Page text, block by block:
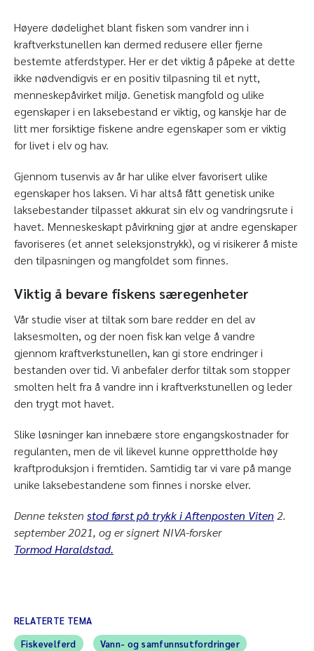
Høyere dødelighet blant fisken som vandrer inn i
kraftverkstunellen kan dermed redusere eller fjerne
bestemte atferdstyper. Her er det viktig å påpeke at dette
ikke nødvendigvis er en positiv tilpasning til et nytt,
menneskepåvirket miljø. Genetisk mangfold og ulike
egenskaper i en laksebestand er viktig, og kanskje har de
litt mer forsiktige fiskene andre egenskaper som er viktig
for livet i elv og hav.
Gjennom tusenvis av år har ulike elver favorisert ulike
egenskaper hos laksen. Vi har altså fått genetisk unike
laksebestander tilpasset akkurat sin elv og vandringsrute i
havet. Menneskeskapt påvirkning gjør at andre egenskaper
favoriseres (et annet seleksjonstrykk), og vi risikerer å miste
den tilpasningen og mangfoldet som finnes.
Viktig å bevare fiskens særegenheter
Vår studie viser at tiltak som bare redder en del av
laksesmolten, og der noen fisk kan velge å vandre
gjennom kraftverkstunellen, kan gi store endringer i
bestanden over tid. Vi anbefaler derfor tiltak som stopper
smolten helt fra å vandre inn i kraftverkstunellen og leder
den trygt mot havet.
Slike løsninger kan innebære store engangskostnader for
regulanten, men de vil likevel kunne opprettholde høy
kraftproduksjon i fremtiden. Samtidig tar vi vare på mange
unike laksebestandene som finnes i norske elver.
Denne teksten stod først på trykk i Aftenposten Viten 2.
september 2021, og er signert NIVA-forsker
Tormod Haraldstad.
RELATERTE TEMA
Fiskevelferd
Vann- og samfunnsutfordringer